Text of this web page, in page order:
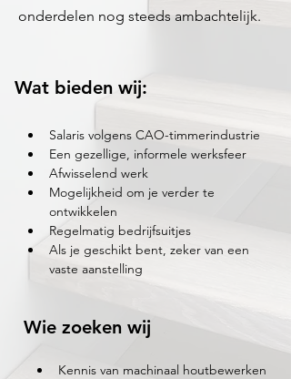
onderdelen nog steeds ambachtelijk.
Wat bieden wij:
Salaris volgens CAO-timmerindustrie
Een gezellige, informele werksfeer
Afwisselend werk
Mogelijkheid om je verder te
ontwikkelen
Regelmatig bedrijfsuitjes
Als je geschikt bent, zeker van een
vaste aanstelling
Wie zoeken wij
Kennis van machinaal houtbewerken